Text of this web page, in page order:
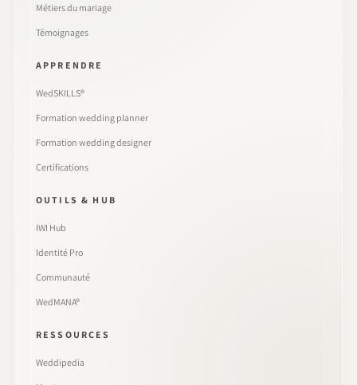
Métiers du mariage
Témoignages
APPRENDRE
WedSKILLS®
Formation wedding planner
Formation wedding designer
Certifications
OUTILS & HUB
IWI Hub
Identité Pro
Communauté
WedMANA®
RESSOURCES
Weddipedia